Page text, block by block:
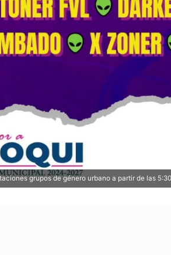
grupos de género urbano a partir de las